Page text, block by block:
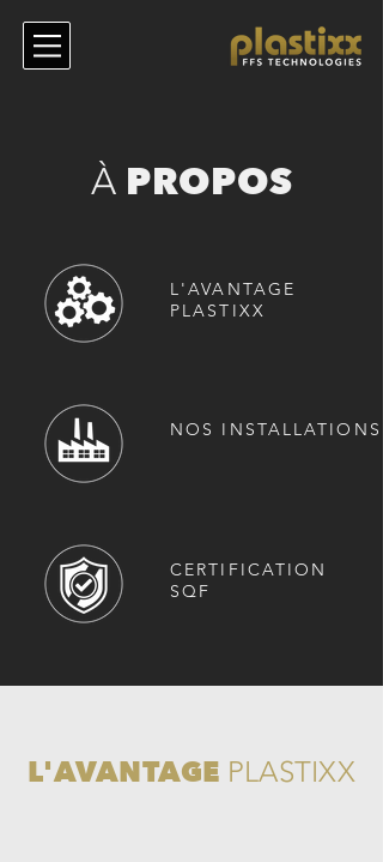
À PROPOS
L'AVANTAGE
PLASTIXX
NOS INSTALLATIONS
CERTIFICATION
SQF
L'AVANTAGE PLASTIXX